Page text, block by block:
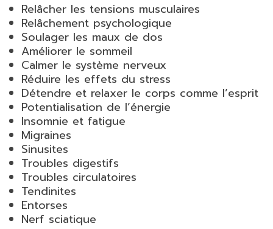
Relâcher les tensions musculaires
Relâchement psychologique
Soulager les maux de dos
Améliorer le sommeil
Calmer le système nerveux
Réduire les effets du stress
Détendre et relaxer le corps comme l’esprit
Potentialisation de l’énergie
Insomnie et fatigue
Migraines
Sinusites
Troubles digestifs
Troubles circulatoires
Tendinites
Entorses
Nerf sciatique